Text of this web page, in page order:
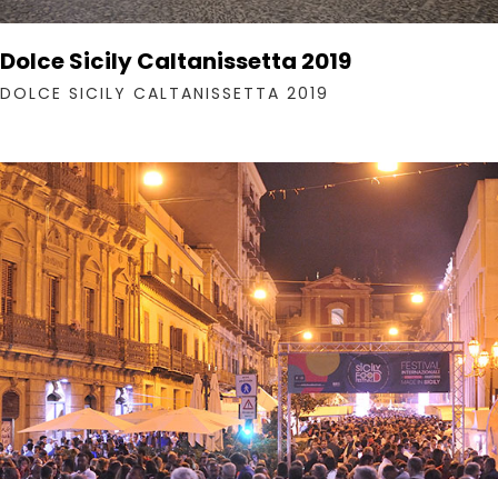
Dolce Sicily Caltanissetta 2019
DOLCE SICILY CALTANISSETTA 2019